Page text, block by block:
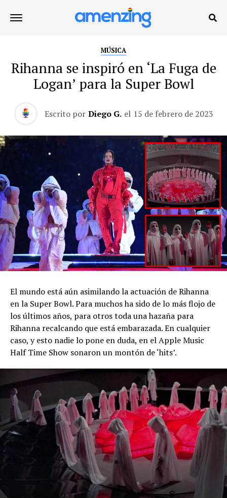
MÚSICA
Rihanna se inspiró en ‘La Fuga de
Logan’ para la Super Bowl
Escrito por Diego G. el 15 de febrero de 2023
El mundo está aún asimilando la actuación de Rihanna
en la Super Bowl. Para muchos ha sido de lo más flojo de
los últimos años, para otros toda una hazaña para
Rihanna recalcando que está embarazada. En cualquier
caso, y esto nadie lo pone en duda, en el Apple Music
Half Time Show sonaron un montón de ‘hits’.